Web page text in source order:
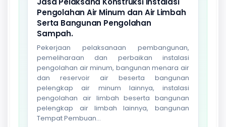
Pengolahan Air Minum dan Air Limbah
Serta Bangunan Pengolahan
Sampah.
Pekerjaan pelaksanaan pembangunan,
pemeliharaan dan perbaikan instalasi
pengolahan air minum, bangunan menara air
dan reservoir air beserta bangunan
pelengkap air minum lainnya, instalasi
pengolahan air limbah beserta bangunan
pelengkap air limbah lainnya, bangunan
Tempat Pembuan...